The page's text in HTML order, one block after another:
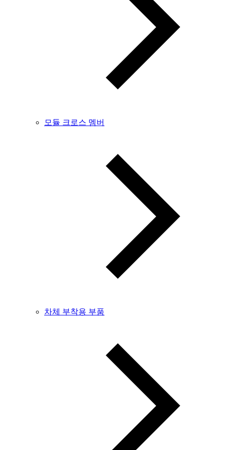
모듈 크로스 멤버
차체 부착용 부품